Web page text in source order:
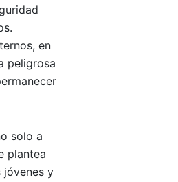
en
peligrosa
solo a
plantea
jóvenes y